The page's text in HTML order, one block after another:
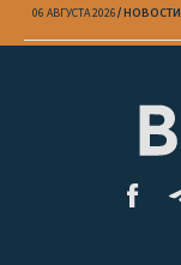
06 АВГУСТА 2026 НОВОСТИ